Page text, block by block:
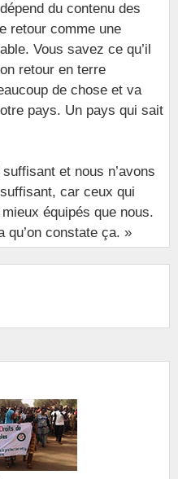
du contenu des
retour comme une
Vous savez ce qu’il
retour en terre
de chose et va
pays. Un pays qui sait
et nous n’avons
car ceux qui
équipés que nous.
qu’on constate ça. »